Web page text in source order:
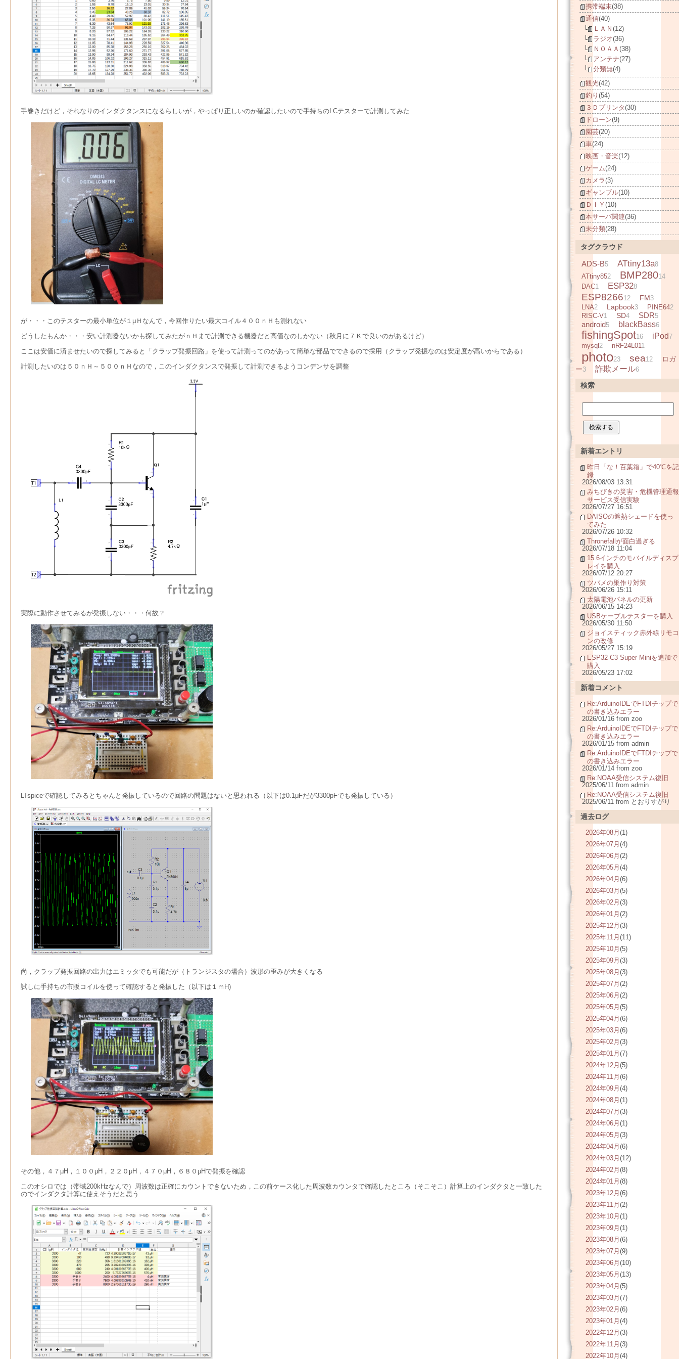
手巻きだけど，それなりのインダクタンスになるらしいが，やっぱり正しいのか確認したいので手持ちのLCテスターで計測してみた
が・・・このテスターの最小単位が１μＨなんで，今回作りたい最大コイル４００ｎＨも測れない
どうしたもんか・・・安い計測器ないかも探してみたがｎＨまで計測できる機器だと高価なのしかない（秋月に７Ｋで良いのがあるけど）
ここは安価に済ませたいので探してみると「クラップ発振回路」を使って計測ってのがあって簡単な部品でできるので採用（クラップ発振なのは安定度が高いからである）
計測したいのは５０ｎＨ～５００ｎＨなので，このインダクタンスで発振して計測できるようコンデンサを調整
実際に動作させてみるが発振しない・・・何故？
LTspiceで確認してみるとちゃんと発振しているので回路の問題はないと思われる（以下は0.1μFだが3300pFでも発振している）
尚，クラップ発振回路の出力はエミッタでも可能だが（トランジスタの場合）波形の歪みが大きくなる
試しに手持ちの市販コイルを使って確認すると発振した（以下は１ｍH)
その他，４７μH，１００μH，２２０μH，４７０μH，６８０μHで発振を確認
このオシロでは（帯域200kHzなんで）周波数は正確にカウントできないため，この前ケース化した周波数カウンタで確認したところ（そこそこ）計算上のインダクタと一致した
のでインダクタ計算に使えそうだと思う
携帯端末(38)
通信(40)
ＬＡＮ (12)
ラジオ(36)
ＮＯＡＡ (38)
アンテナ(27)
分類無(4)
観光(42)
釣り (54)
３Ｄプリンタ(30)
ドローン(9)
園芸(20)
車(24)
映画・音楽(12)
ゲーム(24)
カメラ(3)
ギャンブル(10)
ＤＩＹ (10)
本サーバ関連(36)
未分類(28)
タグクラウド
ADS-B5 ATtiny13a8
ATtiny852 BMP28014
DAC1 ESP328
ESP826612 FM3
LNA2 Lapbook3 PINE642
RISC-V1 SD4 SDR5
android5 blackBass6
fishingSpot16 iPod7
mysql 2 nRF24L011
photo23 sea12
ロガ
ー3 詐欺メール6
検索
新着エントリ
昨日「な！百葉箱」で40℃を記
録
2026/08/03 13:31
みちびきの災害・危機管理通報
サービス受信実験
2026/07/27 16:51
DAISOの遮熱シェードを使っ
てみた
2026/07/26 10:32
Thronefallが面白過ぎる
2026/07/18 11:04
15.6インチのモバイルディスプ
レイを購入
2026/07/12 20:27
ツバメの巣作り対策
2026/06/26 15:11
太陽電池パネルの更新
2026/06/15 14:23
USBケーブルテスターを購入
2026/05/30 11:50
ジョイスティック赤外線リモコ
ンの改修
2026/05/27 15:19
ESP32-C3 Super Miniを追加で
購入
2026/05/23 17:02
新着コメント
Re:ArduinoIDEでFTDIチップで
の書き込みエラー
2026/01/16 from zoo
Re:ArduinoIDEでFTDIチップで
の書き込みエラー
2026/01/15 from admin
Re:ArduinoIDEでFTDIチップで
の書き込みエラー
2026/01/14 from zoo
Re:NOAA受信システム復旧
2025/06/11 from admin
Re:NOAA受信システム復旧
2025/06/11 from とおりすがり
過去ログ
2026年08月 (1)
2026年07月 (4)
2026年06月 (2)
2026年05月 (4)
2026年04月 (6)
2026年03月 (5)
2026年02月 (3)
2026年01月 (2)
2025年12月 (3)
2025年11月 (11)
2025年10月 (5)
2025年09月 (3)
2025年08月 (3)
2025年07月 (2)
2025年06月 (2)
2025年05月 (5)
2025年04月 (6)
2025年03月 (6)
2025年02月 (3)
2025年01月 (7)
2024年12月 (5)
2024年11月 (6)
2024年09月 (4)
2024年08月 (1)
2024年07月 (3)
2024年06月 (1)
2024年05月 (3)
2024年04月 (6)
2024年03月 (12)
2024年02月 (8)
2024年01月 (8)
2023年12月 (6)
2023年11月 (2)
2023年10月 (1)
2023年09月 (1)
2023年08月 (6)
2023年07月 (9)
2023年06月 (10)
2023年05月 (13)
2023年04月 (5)
2023年03月 (7)
2023年02月 (6)
2023年01月 (4)
2022年12月 (3)
2022年11月 (3)
2022年10月 (4)